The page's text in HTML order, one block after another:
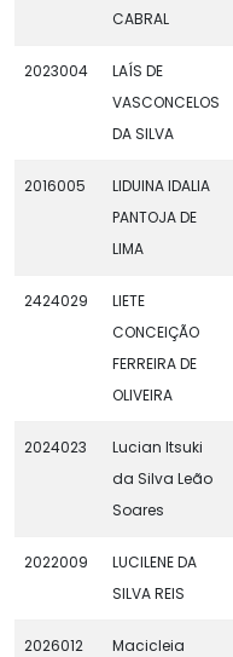
CABRAL
2023004
LAÍS DE
VASCONCELOS
DA SILVA
2016005
LIDUINA IDALIA
PANTOJA DE
LIMA
2424029
LIETE
CONCEIÇÃO
FERREIRA DE
OLIVEIRA
2024023
Lucian Itsuki
da Silva Leão
Soares
2022009
LUCILENE DA
SILVA REIS
2026012
Macicleia